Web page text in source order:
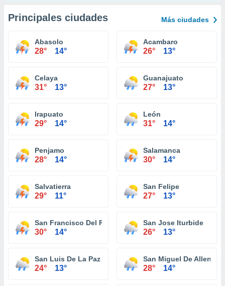
Principales ciudades Más ciudades
Abasolo
28° 14°
Acambaro
26° 13°
Celaya
31° 13°
Guanajuato
27° 13°
Irapuato
29° 14°
León
31° 14°
Penjamo
28° 14°
Salamanca
30° 14°
Salvatierra
29° 11°
San Felipe
27° 13°
San Francisco Del Rincon
30° 14°
San Jose Iturbide
26° 13°
San Luis De La Paz
24° 13°
San Miguel De Allende
28° 14°